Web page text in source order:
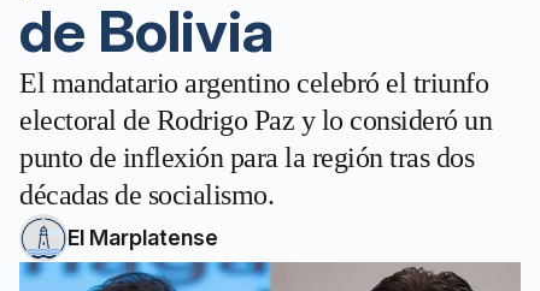
de Bolivia
El mandatario argentino celebró el triunfo
electoral de Rodrigo Paz y lo consideró un
punto de inflexión para la región tras dos
décadas de socialismo.
El Marplatense